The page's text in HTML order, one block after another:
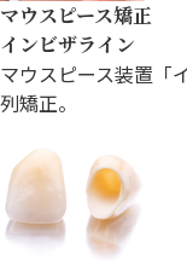
マウスピース矯正
インビザライン
マウスピース装置「
列矯正。